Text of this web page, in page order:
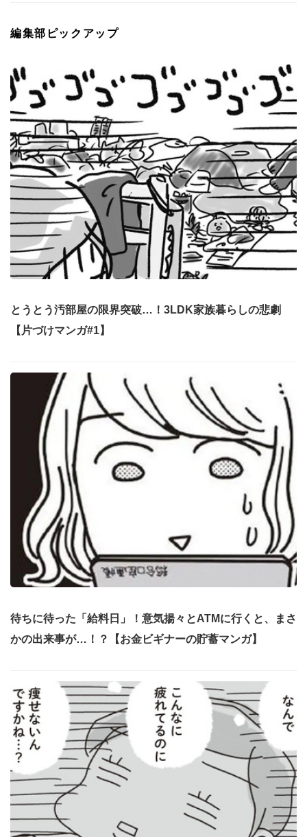
編集部ピックアップ
とうとう汚部屋の限界突破…！3LDK家族暮らしの悲劇
【片づけマンガ#1】
待ちに待った「給料日」！意気揚々とATMに行くと、まさ
かの出来事が…！？【お金ビギナーの貯蓄マンガ】